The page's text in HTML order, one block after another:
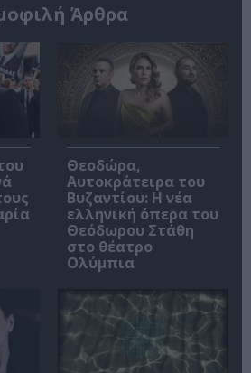
Άρθρα
Θεοδώρα,
Αυτοκράτειρα του
Βυζαντίου: Η νέα
ελληνική όπερα του
Θεόδωρου Στάθη
στο θέατρο
Ολύμπια